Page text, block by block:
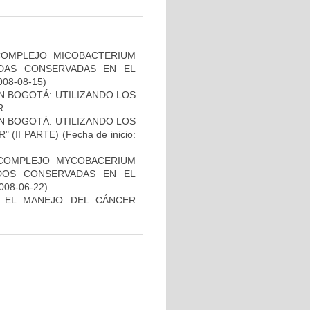
MICOBACTERIUM
CONSERVADAS EN EL
08-15)
BOGOTÁ: UTILIZANDO LOS
BOGOTÁ: UTILIZANDO LOS
(II PARTE) (Fecha de inicio:
MYCOBACERIUM
CONSERVADAS EN EL
06-22)
EL MANEJO DEL CÁNCER